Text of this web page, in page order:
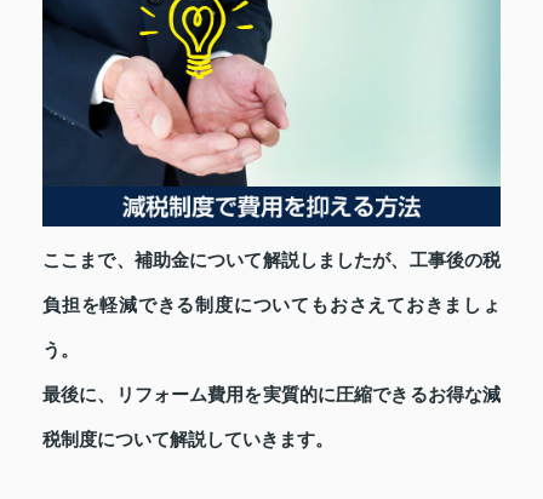
ここまで、補助金について解説しましたが、工事後の税
負担を軽減できる制度についてもおさえておきましょ
う。
最後に、リフォーム費用を実質的に圧縮できるお得な減
税制度について解説していきます。